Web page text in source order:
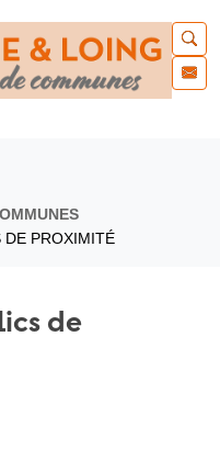
DE PROXIMITÉ
de